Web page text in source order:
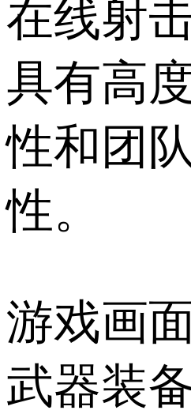
在线射
具有高
性和团
性。
游戏画
武器装